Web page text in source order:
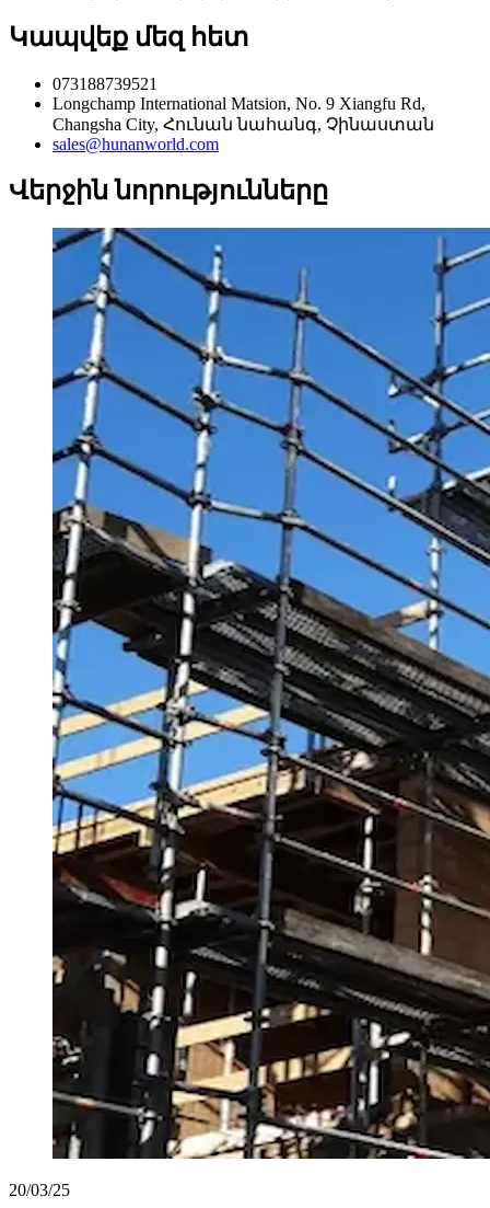
Կապվեք մեզ հետ
073188739521
Longchamp International Matsion, No. 9 Xiangfu Rd,
Changsha City, Հունան նահանգ, Չինաստան
sales@hunanworld.com
Վերջին նորությունները
20/03/25